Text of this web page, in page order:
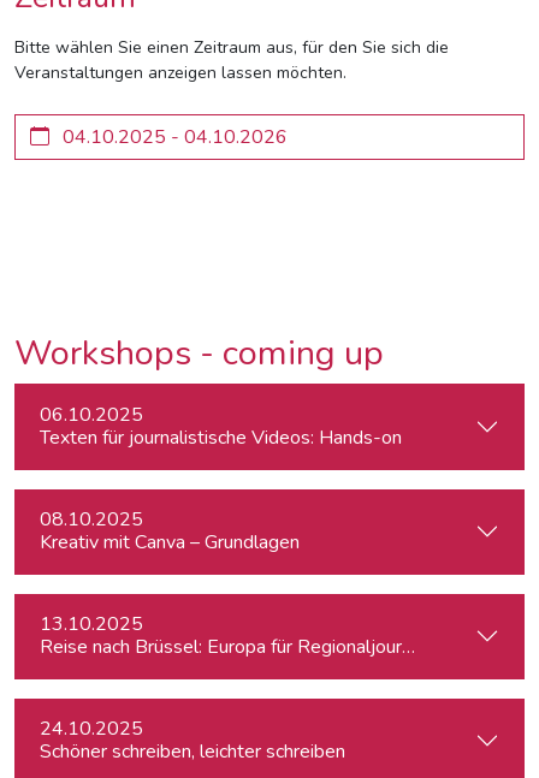
Bitte wählen Sie einen Zeitraum aus, für den Sie sich die
Veranstaltungen anzeigen lassen möchten.
Workshops - coming up
06.10.2025
Texten für journalistische Videos: Hands-on
08.10.2025
Kreativ mit Canva – Grundlagen
13.10.2025
Reise nach Brüssel: Europa für Regionaljournalist:innen
24.10.2025
Schöner schreiben, leichter schreiben